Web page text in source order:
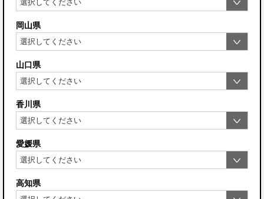
岡山県
山口県
香川県
愛媛県
高知県